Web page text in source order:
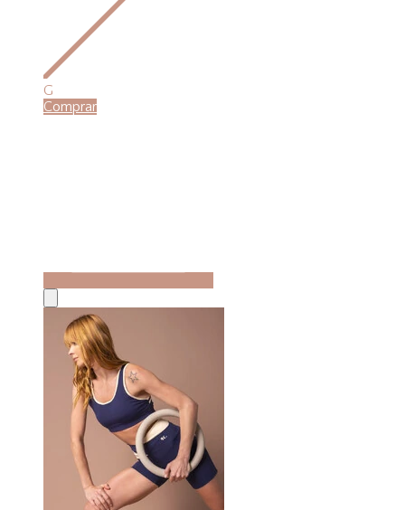
G
Comprar